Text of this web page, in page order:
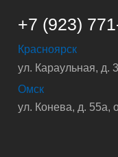
Красноярск
Омск
+7 (923)
ул. Караульная, д.
ул. Конева, д. 55а,